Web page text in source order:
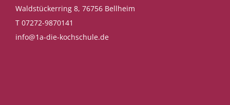
Waldstückerring 8, 76756 Bellheim
T 07272-9870141
info@1a-die-kochschule.de